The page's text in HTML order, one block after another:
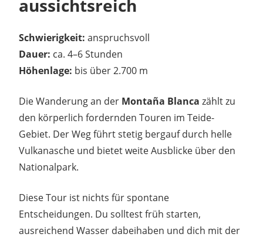
aussichtsreich
Schwierigkeit: anspruchsvoll
Dauer: ca. 4–6 Stunden
Höhenlage: bis über 2.700 m
Die Wanderung an der Montaña Blanca zählt zu
den körperlich fordernden Touren im Teide-
Gebiet. Der Weg führt stetig bergauf durch helle
Vulkanasche und bietet weite Ausblicke über den
Nationalpark.
Diese Tour ist nichts für spontane
Entscheidungen. Du solltest früh starten,
ausreichend Wasser dabeihaben und dich mit der